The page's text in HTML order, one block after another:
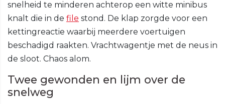
snelheid te minderen achterop een witte minibus
knalt die in de file stond. De klap zorgde voor een
kettingreactie waarbij meerdere voertuigen
beschadigd raakten. Vrachtwagentje met de neus in
de sloot. Chaos alom.
Twee gewonden en lijm over de
snelweg